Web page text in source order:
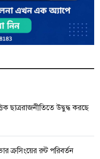
ছাত্ররাজনীতিতে উদ্বুদ্ধ করছে
ক্রসিংয়ের রুট পরিবর্তন